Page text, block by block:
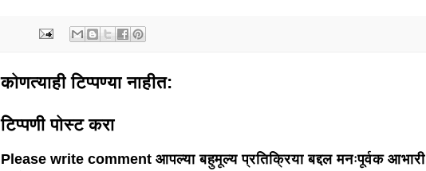
कोणत्याही टिप्पण्‍या नाहीत:
टिप्पणी पोस्ट करा
Please write comment आपल्या बहुमूल्य प्रतिक्रिया बद्दल मनःपूर्वक आभारी